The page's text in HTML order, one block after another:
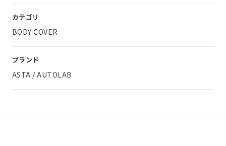
カテゴリ
BODY COVER
ブランド
ASTA / AUTOLAB